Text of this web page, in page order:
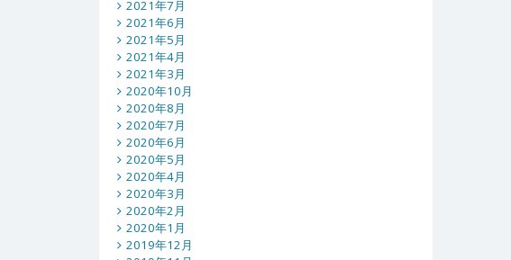
2021年7月
2021年6月
2021年5月
2021年4月
2021年3月
2020年10月
2020年8月
2020年7月
2020年6月
2020年5月
2020年4月
2020年3月
2020年2月
2020年1月
2019年12月